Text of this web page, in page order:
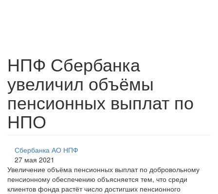
НПФ Сбербанка
увеличил объёмы
пенсионных выплат по
НПО
Сбербанка АО НПФ
27 мая 2021
Увеличение объёма пенсионных выплат по добровольному
пенсионному обеспечению объясняется тем, что среди
клиентов фонда растёт число достигших пенсионного